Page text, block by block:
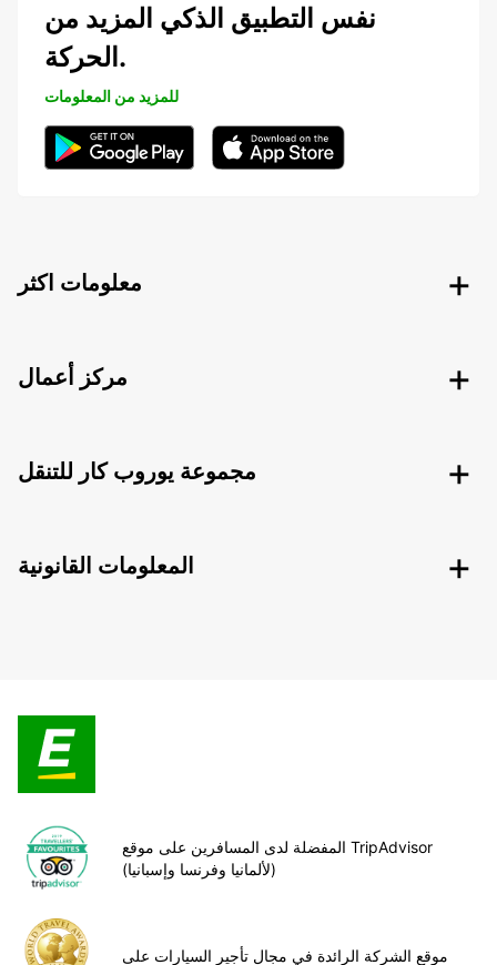
نفس التطبيق الذكي المزيد من
الحركة.
للمزيد من المعلومات
معلومات اكثر
مركز أعمال
مجموعة يوروب كار للتنقل
المعلومات القانونية
المفضلة لدى المسافرين على موقع TripAdvisor
(لألمانيا وفرنسا وإسبانيا)
موقع الشركة الرائدة في مجال تأجير السيارات على